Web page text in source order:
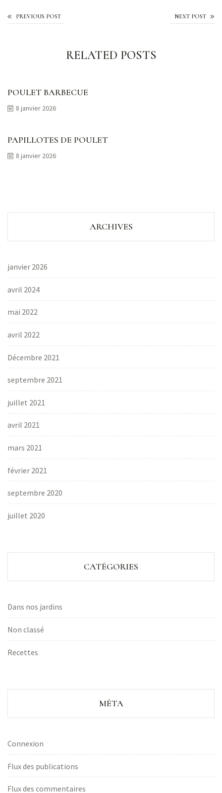
PREVIOUS POST NEXT POST
Coulis de melon d’eau
RELATED POSTS
POULET BARBECUE
8 janvier 2026
PAPILLOTES DE POULET
8 janvier 2026
ARCHIVES
janvier 2026
avril 2024
mai 2022
avril 2022
Décembre 2021
septembre 2021
juillet 2021
avril 2021
mars 2021
février 2021
septembre 2020
juillet 2020
CATÉGORIES
Dans nos jardins
Non classé
Recettes
MÉTA
Connexion
Flux des publications
Flux des commentaires